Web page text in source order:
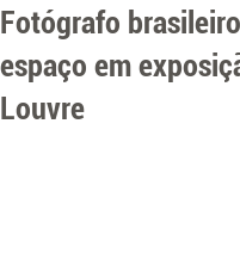
Fotógrafo
espaço em
Louvre